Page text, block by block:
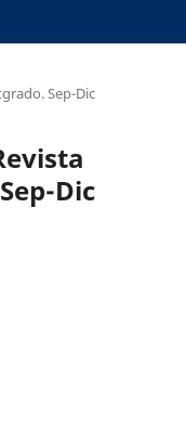
Sep-Dic
Dic